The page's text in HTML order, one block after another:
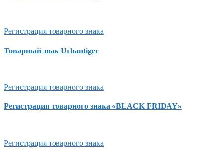
Регистрация товарного знака
Товарный знак Urbantiger
Регистрация товарного знака
Регистрация товарного знака «BLACK FRIDAY»
Регистрация товарного знака